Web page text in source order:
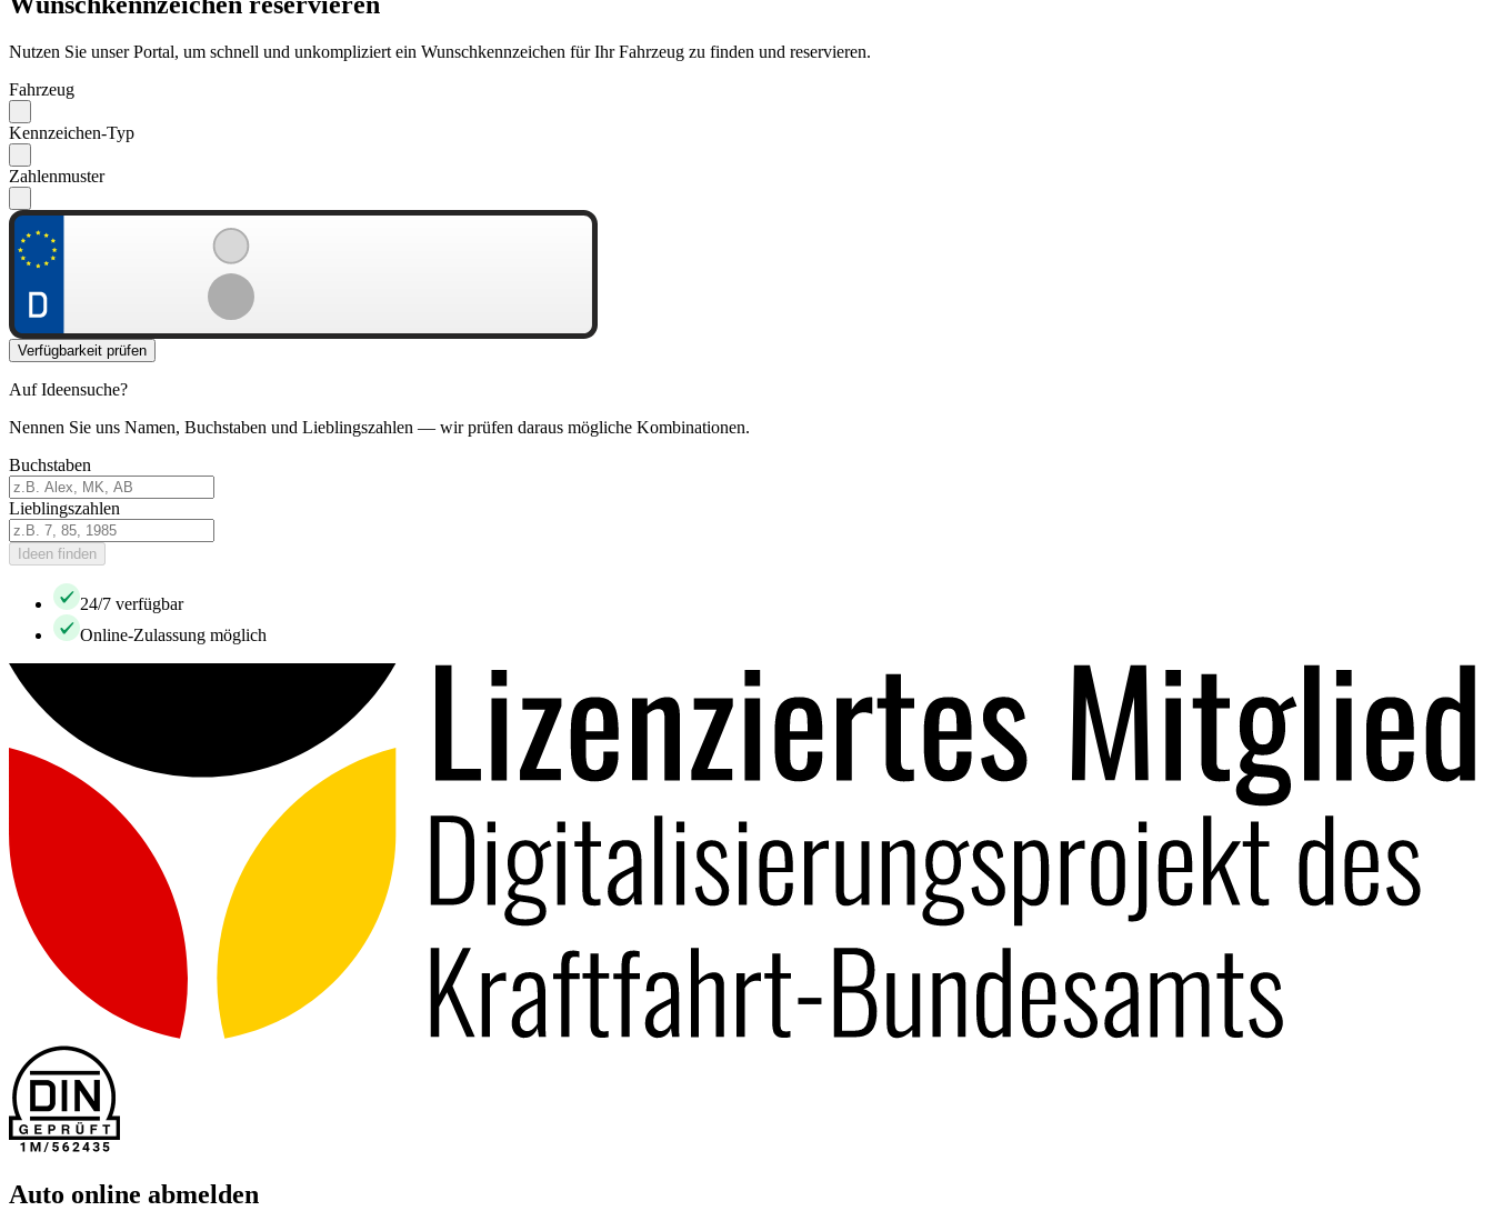
Nutzen Sie unser Portal, um schnell und unkompliziert ein Wunschkennzeichen für Ihr Fahrzeug zu finden und reservieren.
Fahrzeug
Kennzeichen-Typ
Zahlenmuster
Verfügbarkeit prüfen
Auf Ideensuche?
Nennen Sie uns Namen, Buchstaben und Lieblingszahlen — wir prüfen daraus mögliche Kombinationen.
Buchstaben
Lieblingszahlen
Ideen finden
24/7 verfügbar
Online-Zulassung möglich
Auto online abmelden